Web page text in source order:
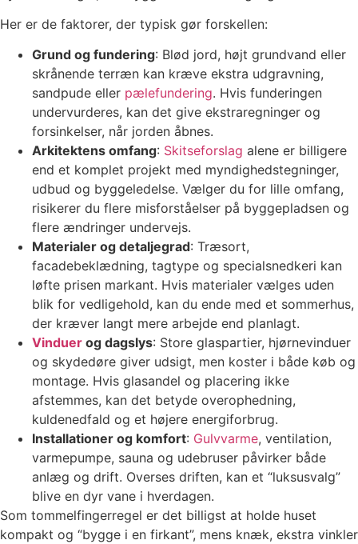
Her er de faktorer, der typisk gør forskellen:
Grund og fundering: Blød jord, højt grundvand eller
skrånende terræn kan kræve ekstra udgravning,
sandpude eller pælefundering. Hvis funderingen
undervurderes, kan det give ekstraregninger og
forsinkelser, når jorden åbnes.
Arkitektens omfang: Skitseforslag alene er billigere
end et komplet projekt med myndighedstegninger,
udbud og byggeledelse. Vælger du for lille omfang,
risikerer du flere misforståelser på byggepladsen og
flere ændringer undervejs.
Materialer og detaljegrad: Træsort,
facadebeklædning, tagtype og specialsnedkeri kan
løfte prisen markant. Hvis materialer vælges uden
blik for vedligehold, kan du ende med et sommerhus,
der kræver langt mere arbejde end planlagt.
Vinduer og dagslys: Store glaspartier, hjørnevinduer
og skydedøre giver udsigt, men koster i både køb og
montage. Hvis glasandel og placering ikke
afstemmes, kan det betyde overophedning,
kuldenedfald og et højere energiforbrug.
Installationer og komfort: Gulvvarme, ventilation,
varmepumpe, sauna og udebruser påvirker både
anlæg og drift. Overses driften, kan et “luksusvalg”
blive en dyr vane i hverdagen.
Som tommelfingerregel er det billigst at holde huset
kompakt og “bygge i en firkant”, mens knæk, ekstra vinkler